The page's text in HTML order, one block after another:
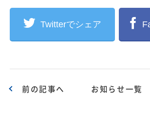
Twitterでシェア
前の記事へ お知らせ一覧